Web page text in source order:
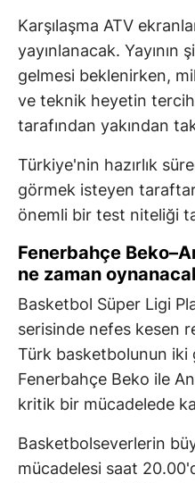
Karşılaşma ATV
yayınlanacak.
gelmesi beklenirken,
ve teknik heyetin
tarafından yakından
Türkiye'nin hazırlık
görmek isteyen
önemli bir test niteliği
Fenerbahçe
ne zaman
Basketbol Süper Ligi
serisinde nefes kesen
Türk basketbolunun iki
Fenerbahçe Beko ile
kritik bir mücadelede
Basketbolseverlerin
mücadelesi saat